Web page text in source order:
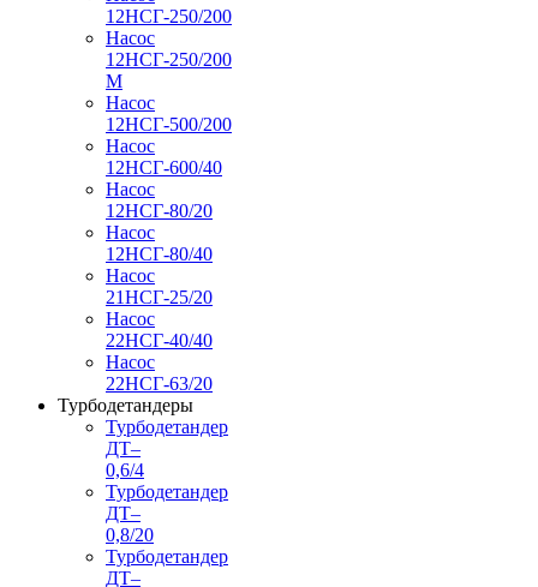
12НСГ-250/200
Насос
12НСГ-250/200
М
Насос
12НСГ-500/200
Насос
12НСГ-600/40
Насос
12НСГ-80/20
Насос
12НСГ-80/40
Насос
21НСГ-25/20
Насос
22НСГ-40/40
Насос
22НСГ-63/20
Турбодетандеры
Турбодетандер
ДТ–
0,6/4
Турбодетандер
ДТ–
0,8/20
Турбодетандер
ДТ–